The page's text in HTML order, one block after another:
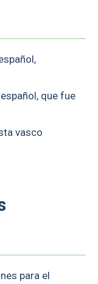
que fue
vasco
para el